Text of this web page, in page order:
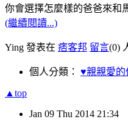
你會選擇怎麼樣的爸爸來和
(繼續閱讀...)
Ying 發表在 痞客邦 留言(0)
個人分類： ♥親親愛的
▲top
Jan 09 Thu 2014 21:34